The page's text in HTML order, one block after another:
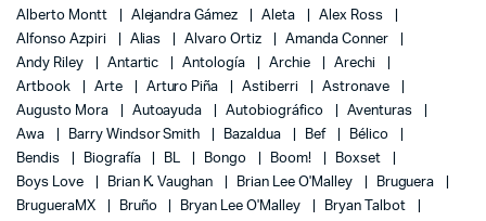
Alberto Montt
Alejandra Gámez Aleta
Alex Ross
Alfonso Azpiri
Alias Alvaro Ortiz
Amanda Conner
Andy Riley
Antartic Antología Archie
Arechi
Artbook
Arte Arturo Piña Astiberri
Astronave
Augusto Mora
Autoayuda Autobiográfico
Aventuras
Awa
Barry Windsor Smith Bazaldua Bef
Bélico
Bendis
Biografía BL Bongo Boom!
Boxset
Boys Love
Brian K. Vaughan Brian Lee O'Malley
Bruguera
BrugueraMX
Bruño Bryan Lee O'Malley
Bryan Talbot